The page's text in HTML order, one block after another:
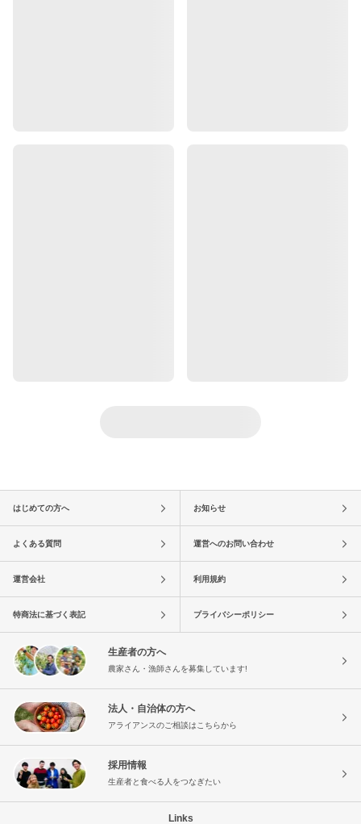
はじめての方へ お知らせ
よくある質問 運営へのお問い合わせ
運営会社 利用規約
特商法に基づく表記 プライバシーポリシー
生産者の方へ
農家さん・漁師さんを募集しています!
法人・自治体の方へ
アライアンスのご相談はこちらから
採用情報
生産者と食べる人をつなぎたい
Links